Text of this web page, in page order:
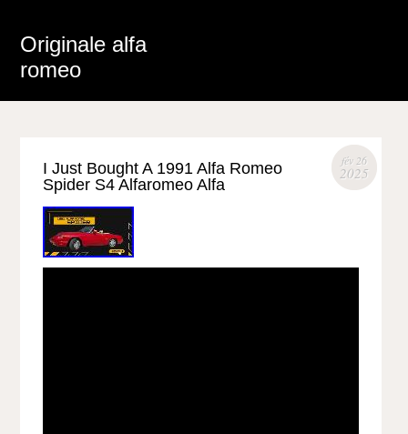
Originale alfa
romeo
fév 26
2025
I Just Bought A 1991 Alfa Romeo
Spider S4 Alfaromeo Alfa